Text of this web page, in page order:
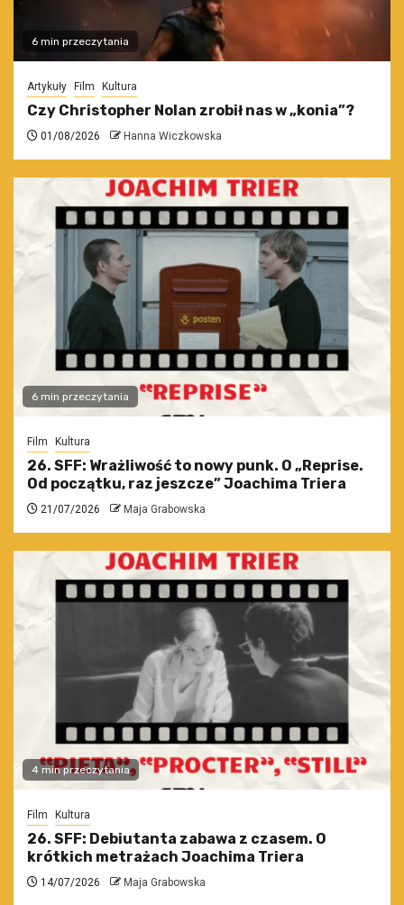
6 min przeczytania
Artykuły Film Kultura
Czy Christopher Nolan zrobił nas w „konia”?
01/08/2026 Hanna Wiczkowska
6 min przeczytania
Film Kultura
26. SFF: Wrażliwość to nowy punk. O „Reprise.
Od początku, raz jeszcze” Joachima Triera
21/07/2026 Maja Grabowska
4 min przeczytania
Film Kultura
26. SFF: Debiutanta zabawa z czasem. O
krótkich metrażach Joachima Triera
14/07/2026 Maja Grabowska